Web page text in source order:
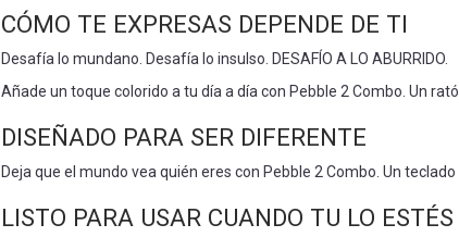
CÓMO TE EXPRESAS DEPENDE DE TI
Desafía lo mundano. Desafía lo insulso. DESAFÍO A LO ABURRIDO.
Añade un toque colorido a tu día a día con Pebble 2 Combo. Un
DISEÑADO PARA SER DIFERENTE
Deja que el mundo vea quién eres con Pebble 2 Combo. Un
LISTO PARA USAR CUANDO TU LO ESTÉS